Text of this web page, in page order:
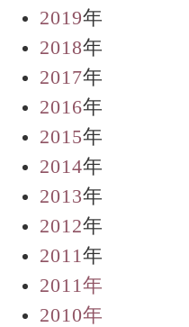
2019年
2018年
2017年
2016年
2015年
2014年
2013年
2012年
2011年
2011年
2010年